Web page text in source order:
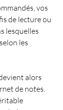
vos
de lecture ou
lesquelles
les
alors
de notes.